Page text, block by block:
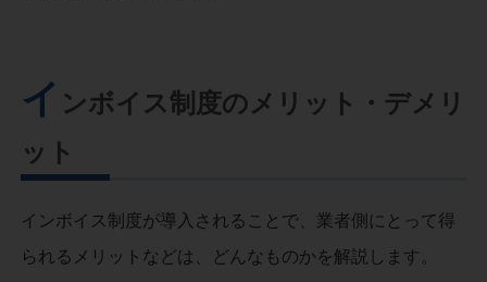
イ ンボイス制度のメリット・デメリ
ット
インボイス制度が導入されることで、業者側にとって得
られるメリットなどは、どんなものかを解説します。